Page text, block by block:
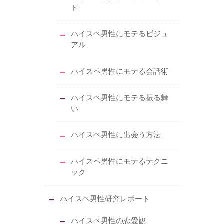
ド
ハイスペ男性にモテるビジュ
アル
ハイスペ男性にモテる会話術
ハイスペ男性にモテる振る舞
い
ハイスペ男性に出会う方法
ハイスペ男性にモテるテクニ
ック
ハイスペ男性研究レポート
ハイスペ男性の恋愛観